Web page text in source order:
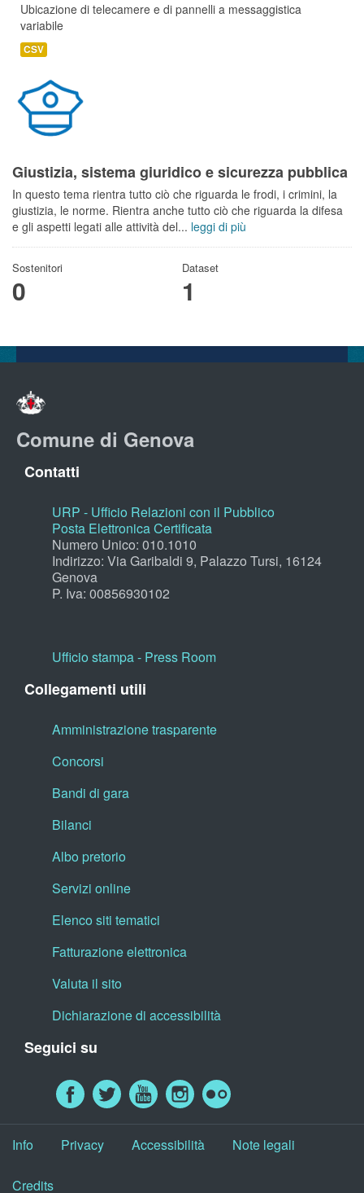
Ubicazione di telecamere e di pannelli a messaggistica
variabile
CSV
Giustizia, sistema giuridico e sicurezza pubblica
In questo tema rientra tutto ciò che riguarda le frodi, i crimini, la
giustizia, le norme. Rientra anche tutto ciò che riguarda la difesa
e gli aspetti legati alle attività del... leggi di più
Sostenitori
0
Dataset
1
Comune di Genova
Contatti
URP - Ufficio Relazioni con il Pubblico
Posta Elettronica Certificata
Numero Unico: 010.1010
Indirizzo: Via Garibaldi 9, Palazzo Tursi, 16124
Genova
P. Iva: 00856930102
Ufficio stampa - Press Room
Collegamenti utili
Amministrazione trasparente
Concorsi
Bandi di gara
Bilanci
Albo pretorio
Servizi online
Elenco siti tematici
Fatturazione elettronica
Valuta il sito
Dichiarazione di accessibilità
Seguici su
Info Privacy Accessibilità Note legali
Credits